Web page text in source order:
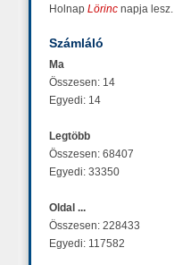
Holnap Lörinc napja lesz.
Számláló
Ma
Összesen: 14
Egyedi: 14
Legtöbb
Összesen: 68407
Egyedi: 33350
Oldal ...
Összesen: 228433
Egyedi: 117582